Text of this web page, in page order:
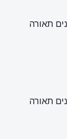
תאורה
תאורה